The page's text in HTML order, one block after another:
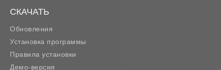
СКАЧАТЬ
Обновления
Установка программы
Правила установки
Демо-версия